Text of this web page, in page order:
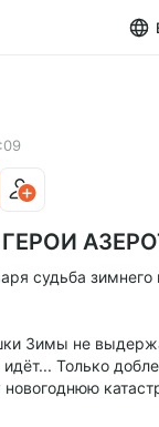
судьба
Зимы не
идёт... Только
новогоднюю